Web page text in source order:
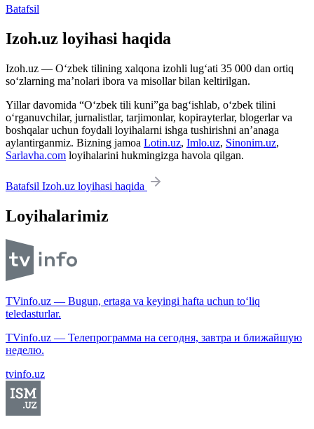
Batafsil
Izoh.uz loyihasi haqida
Izoh.uz — O‘zbek tilining xalqona izohli lug‘ati 35 000 dan ortiq
so‘zlarning ma’nolari ibora va misollar bilan keltirilgan.
Yillar davomida “O‘zbek tili kuni”ga bag‘ishlab, o‘zbek tilini
o‘rganuvchilar, jurnalistlar, tarjimonlar, kopirayterlar, blogerlar va
boshqalar uchun foydali loyihalarni ishga tushirishni an’anaga
aylantirganmiz. Bizning jamoa Lotin.uz, Imlo.uz, Sinonim.uz,
Sarlavha.com loyihalarini hukmingizga havola qilgan.
Batafsil Izoh.uz loyihasi haqida
Loyihalarimiz
TVinfo.uz — Bugun, ertaga va keyingi hafta uchun to‘liq
teledasturlar.
TVinfo.uz — Телепрограмма на сегодня, завтра и ближайшую
неделю.
tvinfo.uz